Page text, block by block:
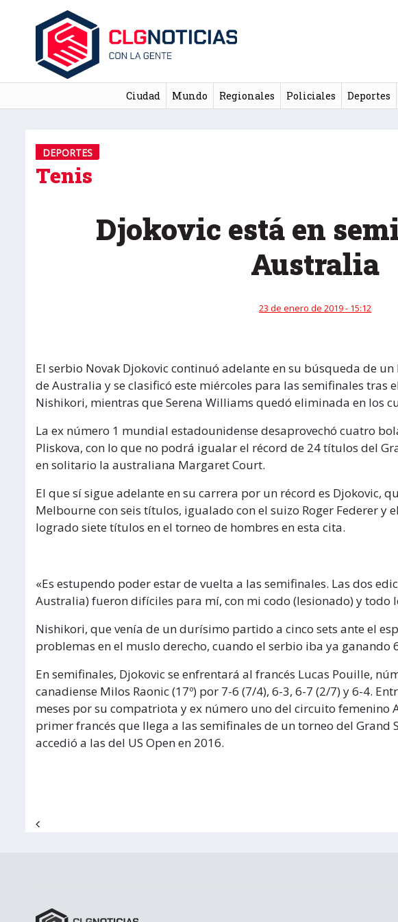
Ciudad Mundo Regionales Policiales Deportes
DEPORTES
Tenis
Djokovic está en
Australia
23 de enero de 2019 - 15:12
El serbio Novak Djokovic continuó adelante en su búsqueda de
de Australia y se clasificó este miércoles para las semifinales tras
Nishikori, mientras que Serena Williams quedó eliminada en los
La ex número 1 mundial estadounidense desaprovechó cuatro
Pliskova, con lo que no podrá igualar el récord de 24 títulos del
en solitario la australiana Margaret Court.
El que sí sigue adelante en su carrera por un récord es Djokovic,
Melbourne con seis títulos, igualado con el suizo Roger Federer y
logrado siete títulos en el torneo de hombres en esta cita.
«Es estupendo poder estar de vuelta a las semifinales. Las dos
Australia) fueron difíciles para mí, con mi codo (lesionado) y todo
Nishikori, que venía de un durísimo partido a cinco sets ante el
problemas en el muslo derecho, cuando el serbio iba ya ganando
En semifinales, Djokovic se enfrentará al francés Lucas Pouille,
canadiense Milos Raonic (17º) por 7-6 (7/4), 6-3, 6-7 (2/7) y 6-4.
meses por su compatriota y ex número uno del circuito femenino
primer francés que llega a las semifinales de un torneo del Grand
accedió a las del US Open en 2016.